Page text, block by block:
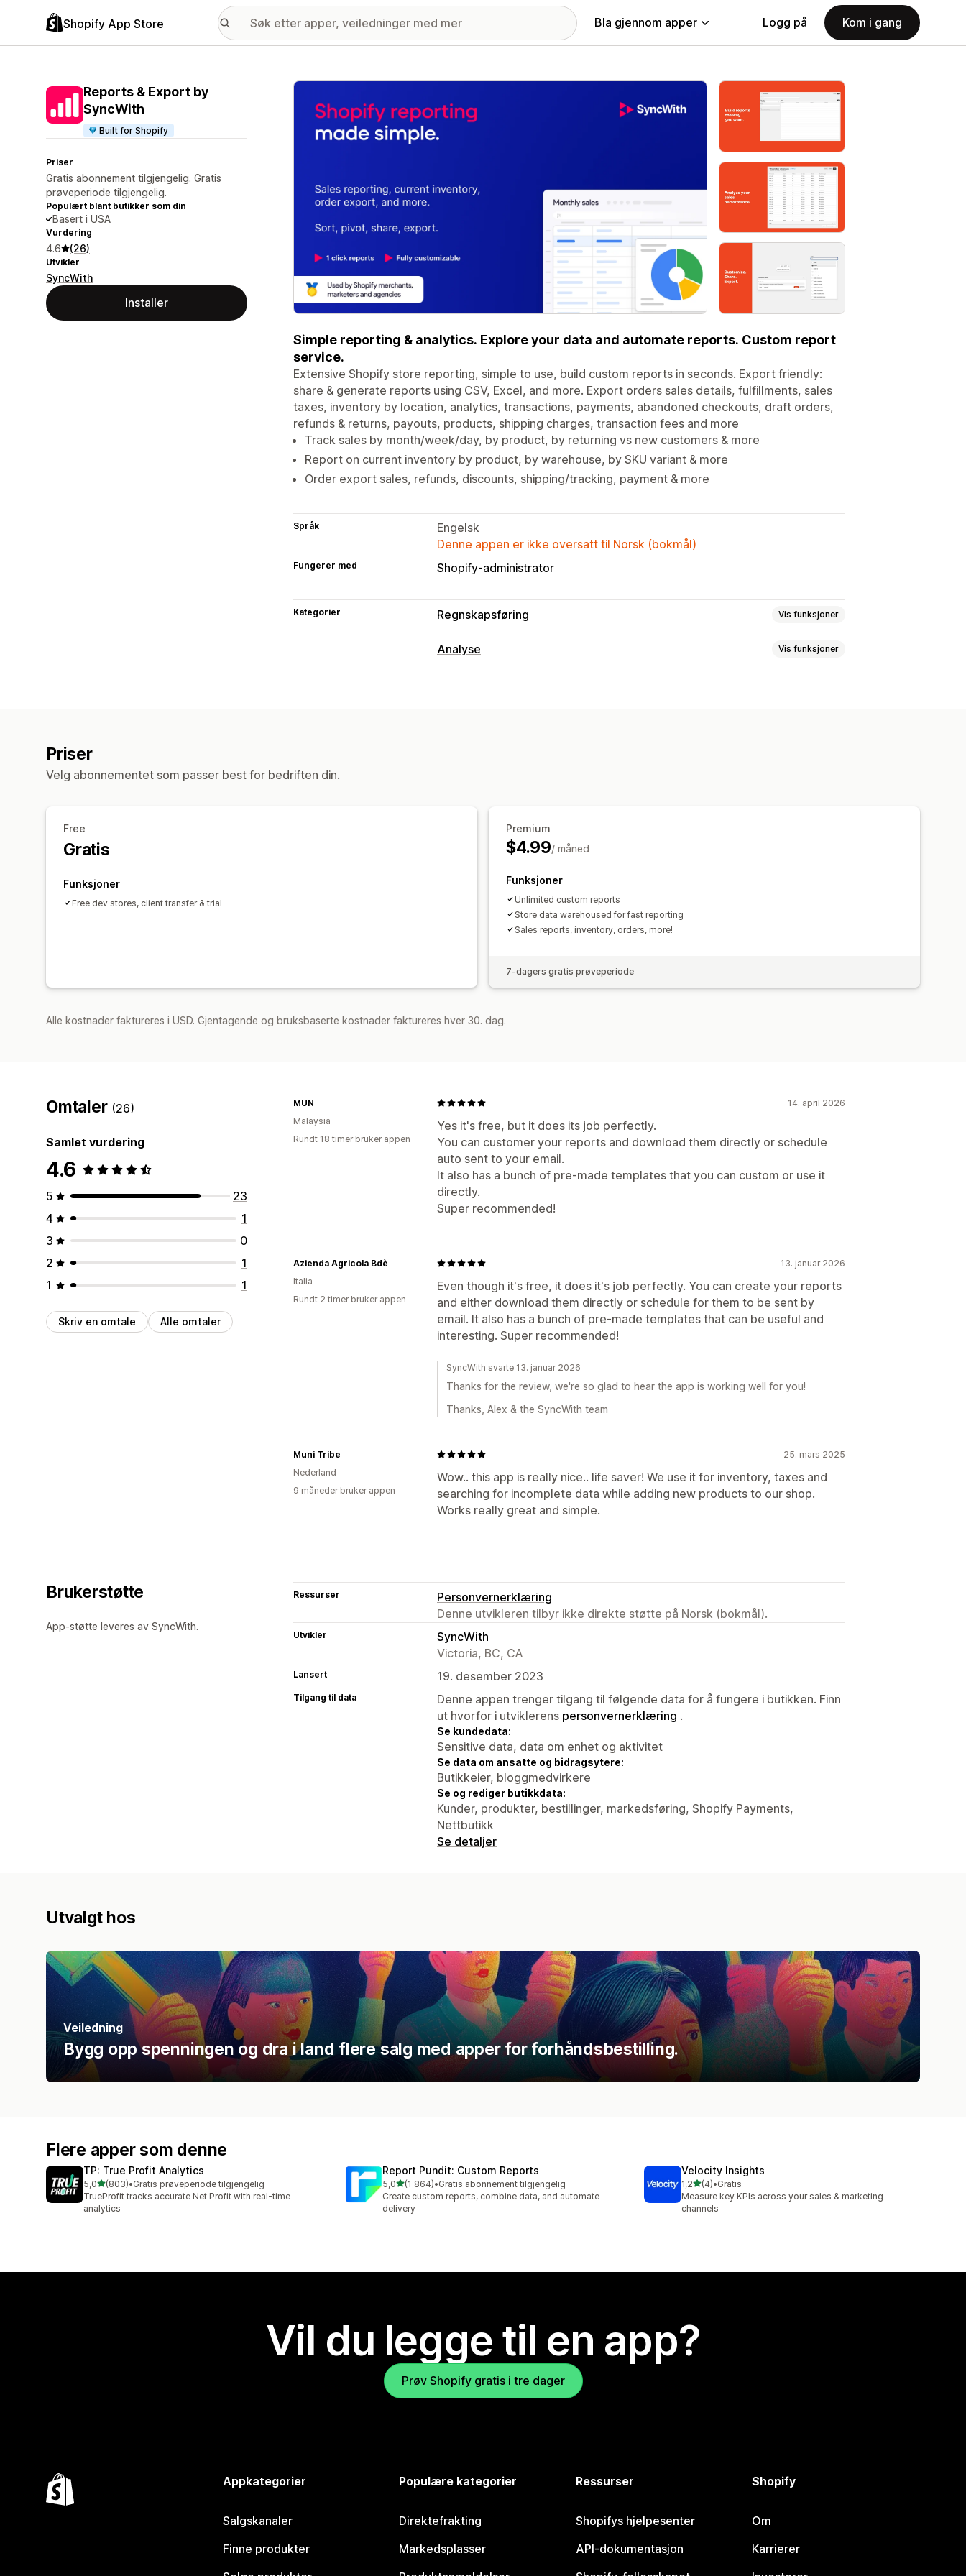
Shopify App Store Bla gjennom apper Logg på Kom i gang
Reports & Export by
SyncWith
Built for Shopify
Priser
Gratis abonnement tilgjengelig. Gratis
prøveperiode tilgjengelig.
Populært blant butikker som din
Basert i USA
Vurdering
4.6 (26)
Utvikler
SyncWith
Installer
Galleri med fremhevede bilder
Simple reporting & analytics. Explore your data and automate reports. Custom report
service.
Extensive Shopify store reporting, simple to use, build custom reports in seconds. Export friendly:
share & generate reports using CSV, Excel, and more. Export orders sales details, fulfillments, sales
taxes, inventory by location, analytics, transactions, payments, abandoned checkouts, draft orders,
refunds & returns, payouts, products, shipping charges, transaction fees and more
Track sales by month/week/day, by product, by returning vs new customers & more
Report on current inventory by product, by warehouse, by SKU variant & more
Order export sales, refunds, discounts, shipping/tracking, payment & more
Språk
Engelsk
Denne appen er ikke oversatt til Norsk (bokmål)
Fungerer med Shopify-administrator
Kategorier Regnskapsføring Vis funksjoner
Økonomiske rapporter
Analyse Vis funksjoner
Historiske analyser
Priser
Velg abonnementet som passer best for bedriften din.
Free
Gratis
Funksjoner
Free dev stores, client transfer & trial
Premium
$4.99/ måned
Funksjoner
Unlimited custom reports
Store data warehoused for fast reporting
Sales reports, inventory, orders, more!
7-dagers gratis prøveperiode
Alle kostnader faktureres i USD. Gjentagende og bruksbaserte kostnader faktureres hver 30. dag.
Omtaler (26)
Samlet vurdering
4.6
5
23
4
1
3
0
2
1
1
1
Skriv en omtale Alle omtaler
14. april 2026
Yes it's free, but it does its job perfectly.
You can customer your reports and download them directly or schedule
auto sent to your email.
It also has a bunch of pre-made templates that you can custom or use it
directly.
Super recommended!
MUN
Malaysia
Rundt 18 timer bruker appen
13. januar 2026
Even though it's free, it does it's job perfectly. You can create your reports
and either download them directly or schedule for them to be sent by
email. It also has a bunch of pre-made templates that can be useful and
interesting. Super recommended!
Azienda Agricola Bdè
Italia
Rundt 2 timer bruker appen
SyncWith svarte 13. januar 2026
Thanks for the review, we're so glad to hear the app is working well for you!
Thanks, Alex & the SyncWith team
25. mars 2025
Wow.. this app is really nice.. life saver! We use it for inventory, taxes and
searching for incomplete data while adding new products to our shop.
Works really great and simple.
Muni Tribe
Nederland
9 måneder bruker appen
Brukerstøtte
App-støtte leveres av SyncWith.
Ressurser
Personvernerklæring
Denne utvikleren tilbyr ikke direkte støtte på Norsk (bokmål).
Utvikler
SyncWith
Victoria, BC, CA
Lansert 19. desember 2023
Tilgang til data
Denne appen trenger tilgang til følgende data for å fungere i butikken. Finn
ut hvorfor i utviklerens personvernerklæring .
Se kundedata:
Sensitive data, data om enhet og aktivitet
Se data om ansatte og bidragsytere:
Butikkeier, bloggmedvirkere
Se og rediger butikkdata:
Kunder, produkter, bestillinger, markedsføring, Shopify Payments,
Nettbutikk
Se detaljer
Utvalgt hos
Veiledning
Bygg opp spenningen og dra i land flere salg med apper for forhåndsbestilling.
Flere apper som denne
TP: True Profit Analytics
5,0av 5 stjerner
(803)
Totalt 803 omtaler
•Gratis prøveperiode tilgjengelig
TrueProfit tracks accurate Net Profit with real-time
analytics
Report Pundit: Custom Reports
5,0av 5 stjerner
(1 864)
Totalt 1864 omtaler
•Gratis abonnement tilgjengelig
Create custom reports, combine data, and automate
delivery
Velocity Insights
1,2av 5 stjerner
(4)
Totalt 4 omtaler
•Gratis
Measure key KPIs across your sales & marketing
channels
Vil du legge til en app?
Prøv Shopify gratis i tre dager
Appkategorier
Salgskanaler
Finne produkter
Populære kategorier
Direktefrakting
Markedsplasser
Ressurser
Shopifys hjelpesenter
API-dokumentasjon
Shopify
Om
Karrierer